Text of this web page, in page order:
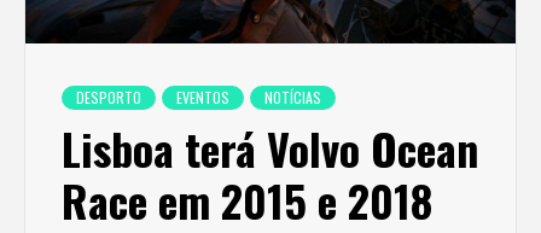
DESPORTO EVENTOS NOTÍCIAS
Lisboa terá Volvo Ocean
Race em 2015 e 2018